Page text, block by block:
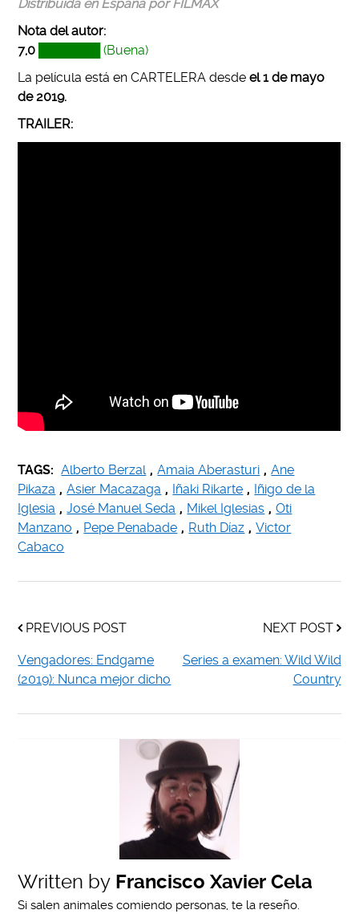
Distribuida en España por FILMAX
Nota del autor:
7,0
███████ (Buena)
La película está en CARTELERA desde el 1 de mayo
de 2019.
TRAILER:
TAGS: Alberto Berzal , Amaia Aberasturi , Ane
Pikaza , Asier Macazaga , Iñaki Rikarte , Iñigo de la
Iglesia , José Manuel Seda , Mikel Iglesias , Oti
Manzano , Pepe Penabade , Ruth Díaz , Victor
Cabaco
PREVIOUS POST
Vengadores: Endgame
(2019): Nunca mejor dicho
NEXT POST
Series a examen: Wild Wild
Country
Written by Francisco Xavier Cela
Si salen animales comiendo personas, te la reseño.